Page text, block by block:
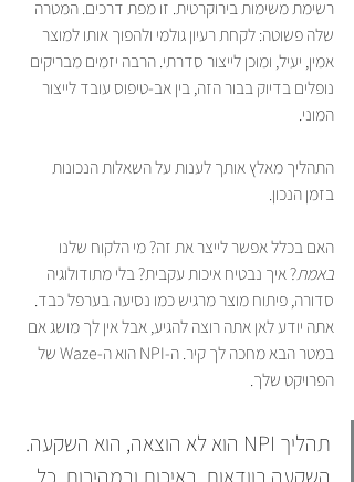
רשימת משימות בירוקרטית. זו מפת דרכים. המטרה
שלה פשוטה: לקחת רעיון גולמי ולהפוך אותו למוצר
אמין, יעיל, ומוכן לייצור סדרתי. הרבה יזמים מבריקים
נופלים בדיוק בבור הזה, בין אב-טיפוס עובד לייצור
המוני.
התהליך מאלץ אותך לענות על השאלות הנכונות
בזמן הנכון.
האם בכלל אפשר לייצר את זה? מי הלקוח שלנו
באמת? איך נבטיח איכות עקבית? בלי מתודולוגיה
סדורה, פיתוח מוצר מרגיש כמו נסיעה בערפל כבד.
אתה יודע לאן אתה רוצה להגיע, אבל אין לך מושג אם
במטר הבא מחכה לך קיר. ה-NPI הוא ה-Waze של
הפרויקט שלך.
תהליך NPI הוא לא הוצאה, הוא השקעה.
השקעה בוודאות, באיכות ובמהירות. כל